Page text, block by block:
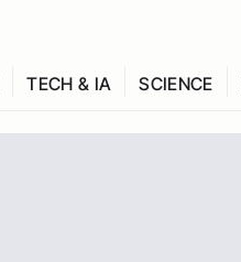
TECH & IA SCIENCE